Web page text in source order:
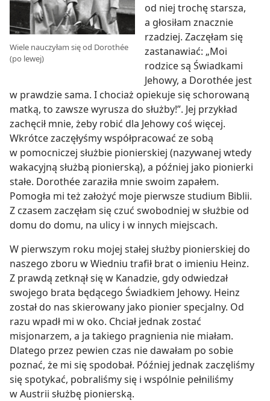
Wiele nauczyłam się od Dorothée
(po lewej)
od niej trochę starsza,
a głosiłam znacznie
rzadziej. Zaczęłam się
zastanawiać: „Moi
rodzice są Świadkami
Jehowy, a Dorothée jest
w prawdzie sama. I chociaż opiekuje się schorowaną
matką, to zawsze wyrusza do służby!”. Jej przykład
zachęcił mnie, żeby robić dla Jehowy coś więcej.
Wkrótce zaczęłyśmy współpracować ze sobą
w pomocniczej służbie pionierskiej (nazywanej wtedy
wakacyjną służbą pionierską), a później jako pionierki
stałe. Dorothée zaraziła mnie swoim zapałem.
Pomogła mi też założyć moje pierwsze studium Biblii.
Z czasem zaczęłam się czuć swobodniej w służbie od
domu do domu, na ulicy i w innych miejscach.
W pierwszym roku mojej stałej służby pionierskiej do
naszego zboru w Wiedniu trafił brat o imieniu Heinz.
Z prawdą zetknął się w Kanadzie, gdy odwiedzał
swojego brata będącego Świadkiem Jehowy. Heinz
został do nas skierowany jako pionier specjalny. Od
razu wpadł mi w oko. Chciał jednak zostać
misjonarzem, a ja takiego pragnienia nie miałam.
Dlatego przez pewien czas nie dawałam po sobie
poznać, że mi się spodobał. Później jednak zaczęliśmy
się spotykać, pobraliśmy się i wspólnie pełniliśmy
w Austrii służbę pionierską.